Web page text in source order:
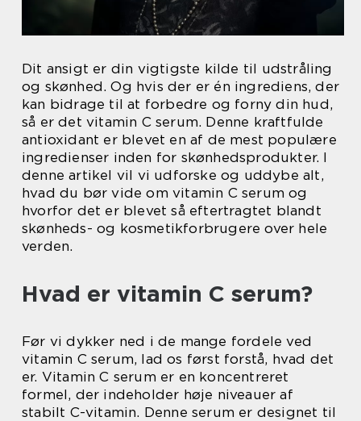
Dit ansigt er din vigtigste kilde til udstråling
og skønhed. Og hvis der er én ingrediens, der
kan bidrage til at forbedre og forny din hud,
så er det vitamin C serum. Denne kraftfulde
antioxidant er blevet en af de mest populære
ingredienser inden for skønhedsprodukter. I
denne artikel vil vi udforske og uddybe alt,
hvad du bør vide om vitamin C serum og
hvorfor det er blevet så eftertragtet blandt
skønheds- og kosmetikforbrugere over hele
verden.
Hvad er vitamin C serum?
Før vi dykker ned i de mange fordele ved
vitamin C serum, lad os først forstå, hvad det
er. Vitamin C serum er en koncentreret
formel, der indeholder høje niveauer af
stabilt C-vitamin. Denne serum er designet til